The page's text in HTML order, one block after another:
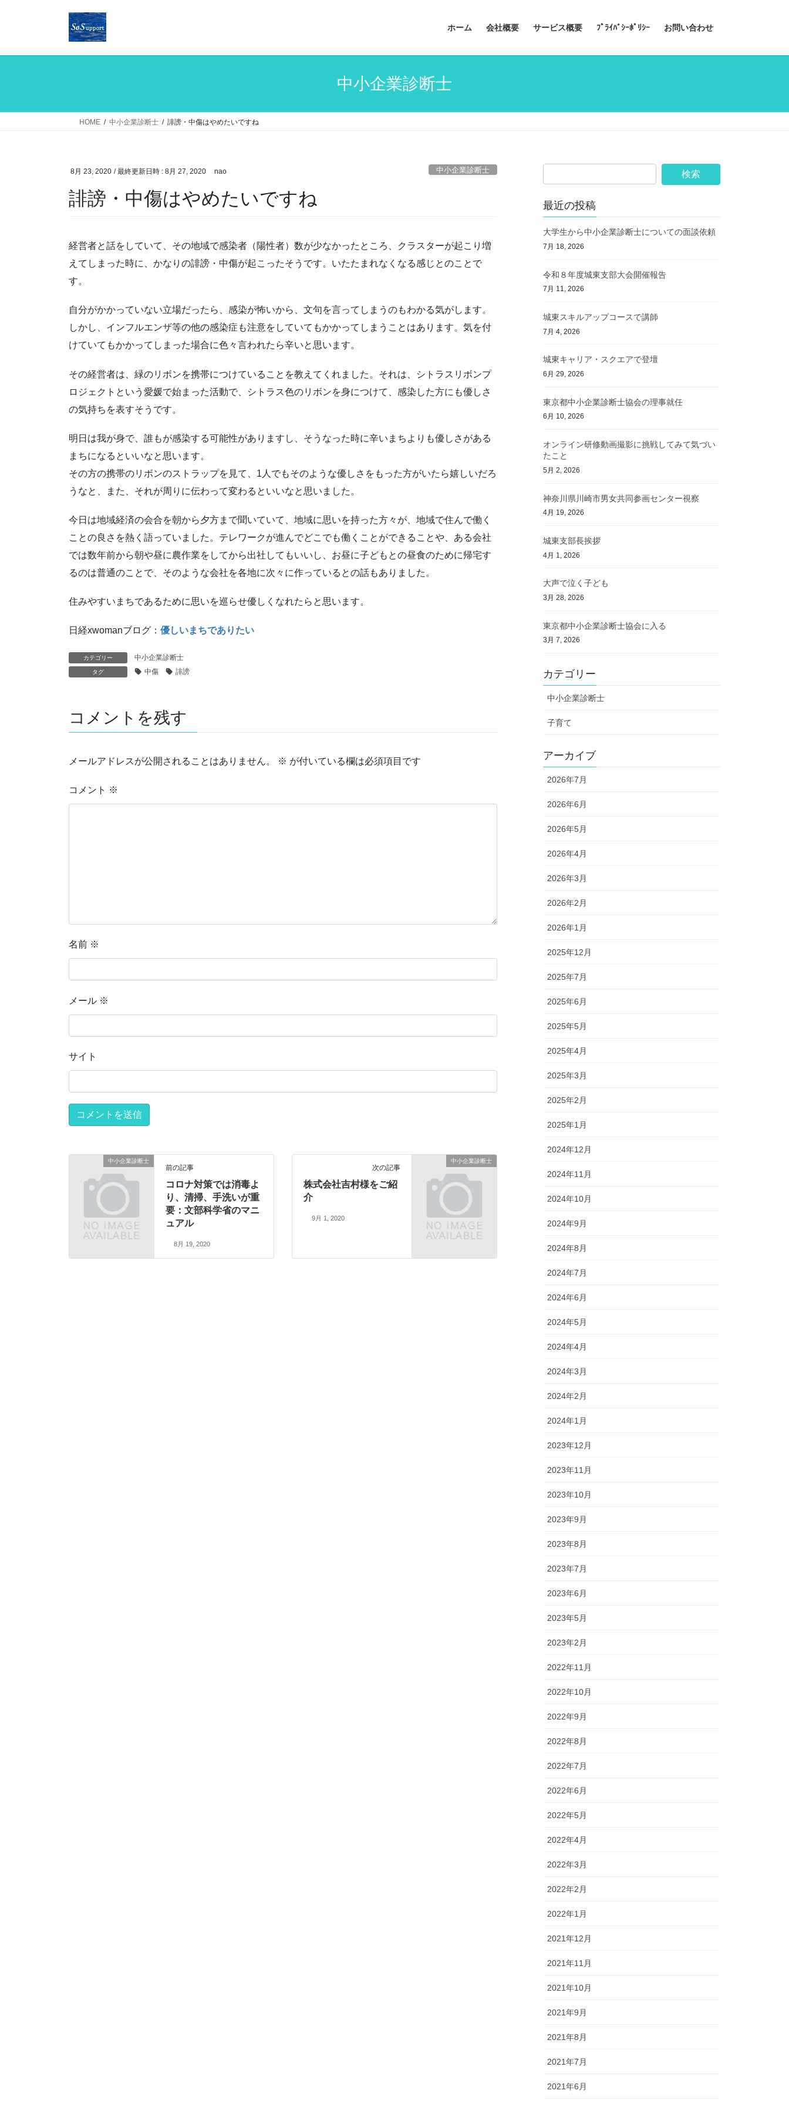
ホーム 会社概要 サービス概要 ﾌﾟﾗｲﾊﾞｼｰﾎﾟﾘｼｰ お問い合わせ
中小企業診断士
HOME 中小企業診断士 誹謗・中傷はやめたいですね
8月 23, 2020 / 最終更新日時 : 8月 27, 2020 nao 中小企業診断士
誹謗・中傷はやめたいですね
経営者と話をしていて、その地域で感染者（陽性者）数が少なかったところ、クラスターが起こり増
えてしまった時に、かなりの誹謗・中傷が起こったそうです。いたたまれなくなる感じとのことで
す。
自分がかかっていない立場だったら、感染が怖いから、文句を言ってしまうのもわかる気がします。
しかし、インフルエンザ等の他の感染症も注意をしていてもかかってしまうことはあります。気を付
けていてもかかってしまった場合に色々言われたら辛いと思います。
その経営者は、緑のリボンを携帯につけていることを教えてくれました。それは、シトラスリボンプ
ロジェクトという愛媛で始まった活動で、シトラス色のリボンを身につけて、感染した方にも優しさ
の気持ちを表すそうです。
明日は我が身で、誰もが感染する可能性がありますし、そうなった時に辛いまちよりも優しさがある
まちになるといいなと思います。
その方の携帯のリボンのストラップを見て、1人でもそのような優しさをもった方がいたら嬉しいだろ
うなと、また、それが周りに伝わって変わるといいなと思いました。
今日は地域経済の会合を朝から夕方まで聞いていて、地域に思いを持った方々が、地域で住んで働く
ことの良さを熱く語っていました。テレワークが進んでどこでも働くことができることや、ある会社
では数年前から朝や昼に農作業をしてから出社してもいいし、お昼に子どもとの昼食のために帰宅す
るのは普通のことで、そのような会社を各地に次々に作っているとの話もありました。
住みやすいまちであるために思いを巡らせ優しくなれたらと思います。
日経xwomanブログ： 優しいまちでありたい
カテゴリー 中小企業診断士
タグ 中傷 誹謗
コメントを残す
メールアドレスが公開されることはありません。 ※ が付いている欄は必須項目です
コメント ※
名前 ※
メール ※
サイト
中小企業診断士
前の記事
コロナ対策では消毒よ
り、清掃、手洗いが重
要：文部科学省のマニ
ュアル
8月 19, 2020
中小企業診断士
次の記事
株式会社吉村様をご紹
介
9月 1, 2020
最近の投稿
大学生から中小企業診断士についての面談依頼
7月 18, 2026
令和８年度城東支部大会開催報告
7月 11, 2026
城東スキルアップコースで講師
7月 4, 2026
城東キャリア・スクエアで登壇
6月 29, 2026
東京都中小企業診断士協会の理事就任
6月 10, 2026
オンライン研修動画撮影に挑戦してみて気づい
たこと
5月 2, 2026
神奈川県川崎市男女共同参画センター視察
4月 19, 2026
城東支部長挨拶
4月 1, 2026
大声で泣く子ども
3月 28, 2026
東京都中小企業診断士協会に入る
3月 7, 2026
カテゴリー
中小企業診断士
子育て
アーカイブ
2026年7月
2026年6月
2026年5月
2026年4月
2026年3月
2026年2月
2026年1月
2025年12月
2025年7月
2025年6月
2025年5月
2025年4月
2025年3月
2025年2月
2025年1月
2024年12月
2024年11月
2024年10月
2024年9月
2024年8月
2024年7月
2024年6月
2024年5月
2024年4月
2024年3月
2024年2月
2024年1月
2023年12月
2023年11月
2023年10月
2023年9月
2023年8月
2023年7月
2023年6月
2023年5月
2023年2月
2022年11月
2022年10月
2022年9月
2022年8月
2022年7月
2022年6月
2022年5月
2022年4月
2022年3月
2022年2月
2022年1月
2021年12月
2021年11月
2021年10月
2021年9月
2021年8月
2021年7月
2021年6月